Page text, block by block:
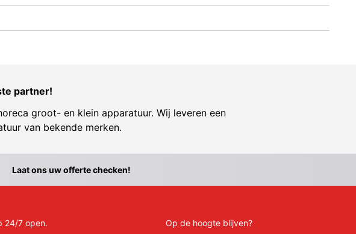
partner!
groot- en klein apparatuur. Wij leveren een
van bekende merken.
Laat ons uw offerte checken!
24/7 open.
Op de hoogte blijven?